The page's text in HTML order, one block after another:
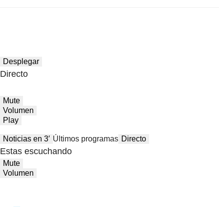
Desplegar
Directo
Mute
Volumen
Play
Noticias en 3′ Últimos programas Directo
Estas escuchando
Mute
Volumen